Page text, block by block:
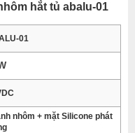
hắt tủ abalu-01
01
nhôm + mặt Silicone phát